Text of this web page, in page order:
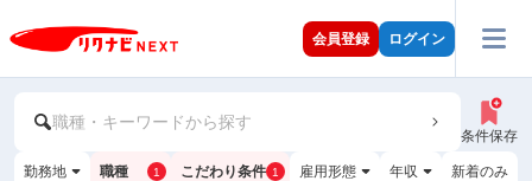
会員登録 ログイン
職種・キーワードから探す
条件保存
勤務地 職種 1 こだわり条件 1 雇用形態 年収 新着のみ